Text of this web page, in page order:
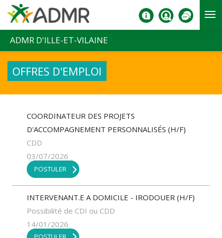
Aller au contenu principal
ADMR D'ILLE-ET-VILAINE
OFFRES D'EMPLOI
COORDINATEUR DES PROJETS
D'ACCOMPAGNEMENT PERSONNALISÉS (H/F)
CDD
03/07/2026
POSTULER
INTERVENANT.E A DOMICILE - IRODOUER (H/F)
Possibilité de CDI ou CDD
14/01/2026